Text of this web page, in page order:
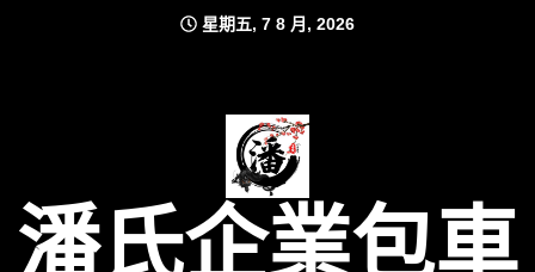
星期五, 7 8 月, 2026
潘氏企業包車